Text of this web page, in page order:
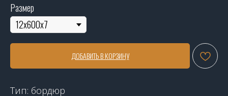
Размер
ДОБАВИТЬ В КОРЗИНУ
Тип: бордюр